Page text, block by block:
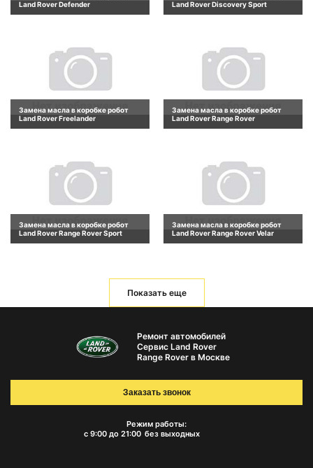
Land Rover Defender
Land Rover Discovery Sport
Замена масла в коробке робот
Land Rover Freelander
Замена масла в коробке робот
Land Rover Range Rover
Замена масла в коробке робот
Land Rover Range Rover Sport
Замена масла в коробке робот
Land Rover Range Rover Velar
Показать еще
Ремонт автомобилей
Сервис Land Rover
Range Rover в Москве
Режим работы:
с 9:00 до 21:00 без выходных
Заказать звонок